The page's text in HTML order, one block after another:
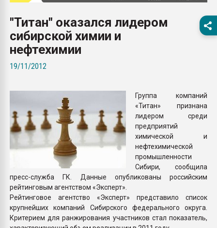
ближайшее
Подмосковье, Москва
ПЕРЕЙТИ НА
"Титан" оказался лидером
сибирской химии и
нефтехимии
19/11/2012
Группа компаний
«Титан» признана
лидером среди
предприятий
химической и
нефтехимической
промышленности
Сибири, сообщила
пресс-служба ГК. Данные опубликованы российским
рейтинговым агентством «Эксперт».
Рейтинговое агентство «Эксперт» представило список
крупнейших компаний Сибирского федерального округа.
Критерием для ранжирования участников стал показатель,